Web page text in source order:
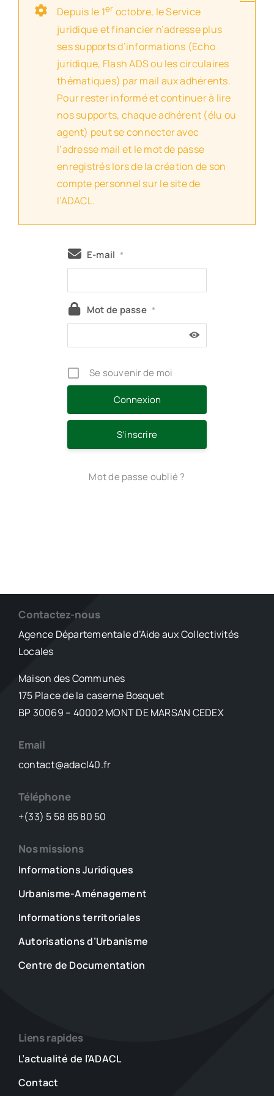
Depuis le 1er octobre, le Service
juridique et financier n’adresse plus
ses supports d’informations (Echo
juridique, Flash ADS ou les circulaires
thématiques) par mail aux adhérents.
Pour rester informé et continuer à lire
nos supports, chaque adhérent (élu ou
agent) peut se connecter avec
l’adresse mail et le mot de passe
enregistrés lors de la création de son
compte personnel sur le site de
l’ADACL.
E-mail *
Mot de passe *
Se souvenir de moi
S’inscrire
Mot de passe oublié ?
Contactez-nous
Agence Départementale d’Aide aux Collectivités
Locales
Maison des Communes
175 Place de la caserne Bosquet
BP 30069 – 40002 MONT DE MARSAN CEDEX
Email
contact@adacl40.fr
Téléphone
+(33) 5 58 85 80 50
Nos missions
Informations Juridiques
Urbanisme-Aménagement
Informations territoriales
Autorisations d’Urbanisme
Centre de Documentation
Liens rapides
L’actualité de l’ADACL
Contact